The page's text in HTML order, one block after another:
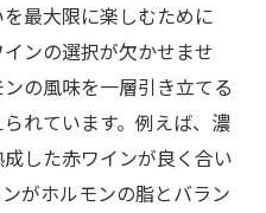
最大限に楽しむために
ンの選択が欠かせませ
の風味を一層引き立てる
れています。例えば、濃
した赤ワインが良く合い
がホルモンの脂とバラン